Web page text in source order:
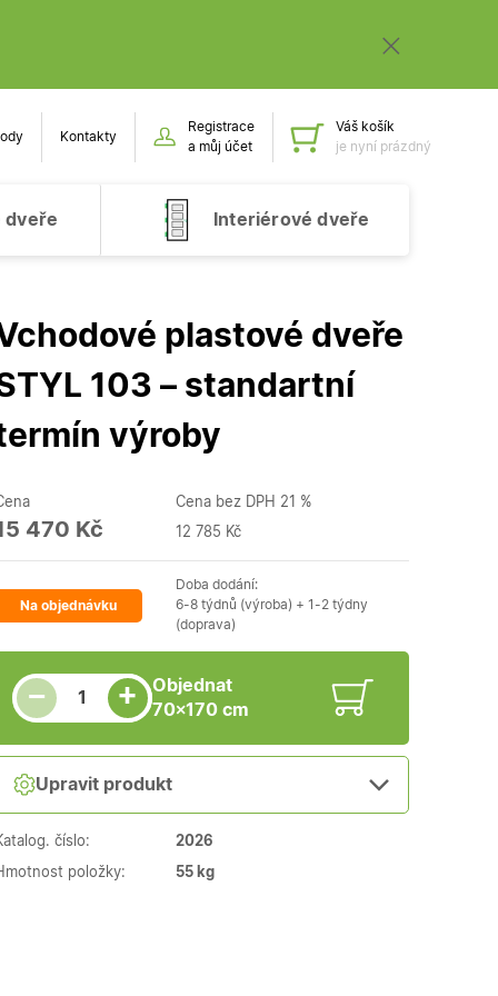
Kontakty
Registrace
a můj účet
Obsah
Váš košík
je nyní prázdný
dveře Interiérové dveře
plastové dveře
103 – standartní
výroby
470 Kč
Cena bez DPH 21 %
12 785 Kč
Na objednávku
Doba dodání:
6-8 týdnů (výroba) + 1-2 týdny
(doprava)
−
Snížit množství
Počet kusů +
Zvýšit množství
Objednat
70×170 cm
Upravit produkt
číslo: 2026
položky: 55 kg